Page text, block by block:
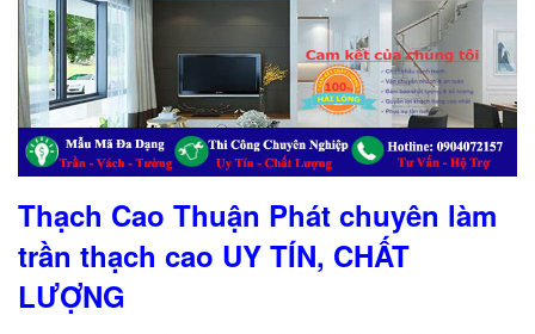
Thạch Cao Thuận Phát chuyên làm
trần thạch cao UY TÍN, CHẤT
LƯỢNG